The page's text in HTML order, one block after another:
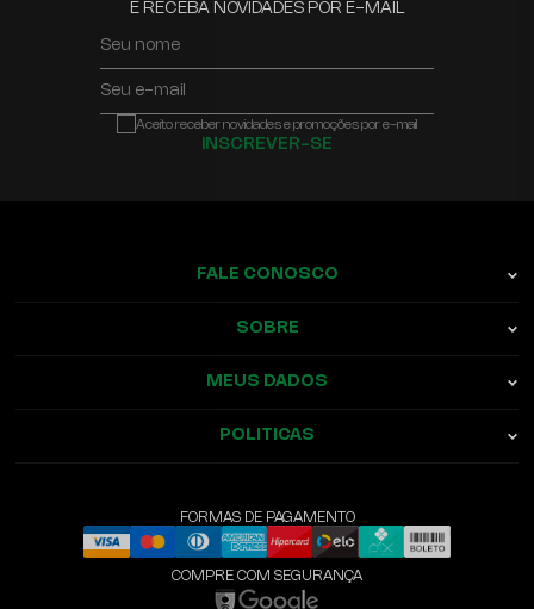
E RECEBA NOVIDADES POR E-MAIL
Seu nome
Seu e-mail
INSCREVER-SE
Aceito receber novidades e promoções por e-mail
FALE CONOSCO
SOBRE
MEUS DADOS
POLITICAS
FORMAS DE PAGAMENTO
COMPRE COM SEGURANÇA